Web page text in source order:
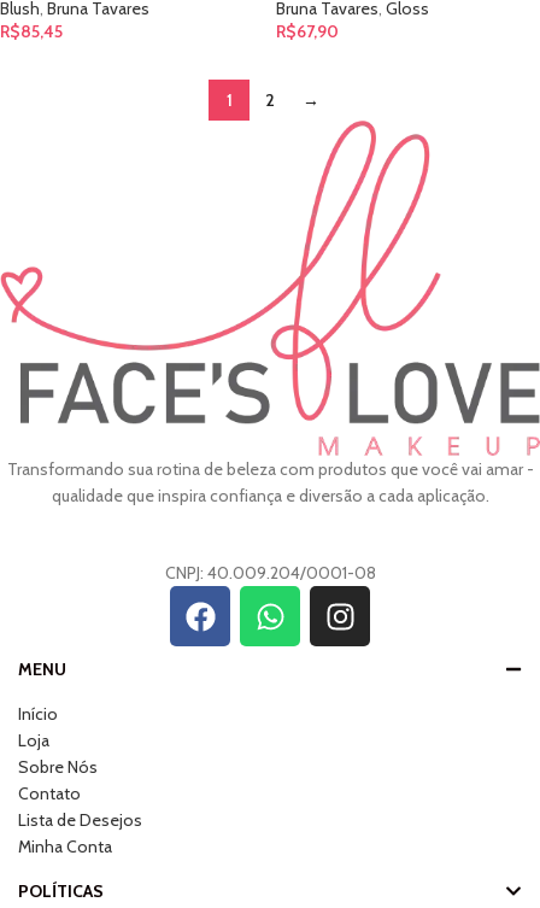
Blush, Bruna Tavares
R$85,45
Bruna Tavares, Gloss
R$67,90
1 2 →
Transformando sua rotina de beleza com produtos que você vai amar -
qualidade que inspira confiança e diversão a cada aplicação.
CNPJ: 40.009.204/0001-08
MENU
Início
Loja
Sobre Nós
Contato
Lista de Desejos
Minha Conta
POLÍTICAS